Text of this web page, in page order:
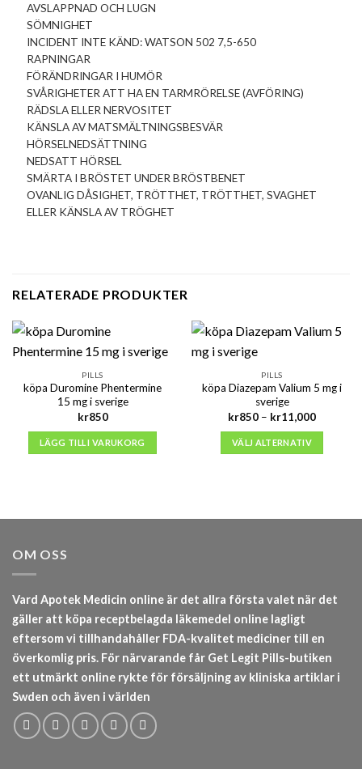
AVSLAPPNAD OCH LUGN
SÖMNIGHET
INCIDENT INTE KÄND: WATSON 502 7,5-650
RAPNINGAR
FÖRÄNDRINGAR I HUMÖR
SVÅRIGHETER ATT HA EN TARMRÖRELSE (AVFÖRING)
RÄDSLA ELLER NERVOSITET
KÄNSLA AV MATSMÄLTNINGSBESVÄR
HÖRSELNEDSÄTTNING
NEDSATT HÖRSEL
SMÄRTA I BRÖSTET UNDER BRÖSTBENET
OVANLIG DÅSIGHET, TRÖTTHET, TRÖTTHET, SVAGHET
ELLER KÄNSLA AV TRÖGHET
RELATERADE PRODUKTER
PILLS
köpa Duromine Phentermine
15 mg i sverige
kr850
LÄGG TILL I VARUKORG
PILLS
köpa Diazepam Valium 5 mg i
sverige
kr850 – kr11,000
VÄLJ ALTERNATIV
OM OSS
Vard Apotek Medicin online är det allra första valet när det
gäller att köpa receptbelagda läkemedel online lagligt
eftersom vi tillhandahåller FDA-kvalitet mediciner till en
överkomlig pris. För närvarande får Get Legit Pills-butiken
ett utmärkt online rykte för försäljning av kliniska artiklar i
Swden och även i världen